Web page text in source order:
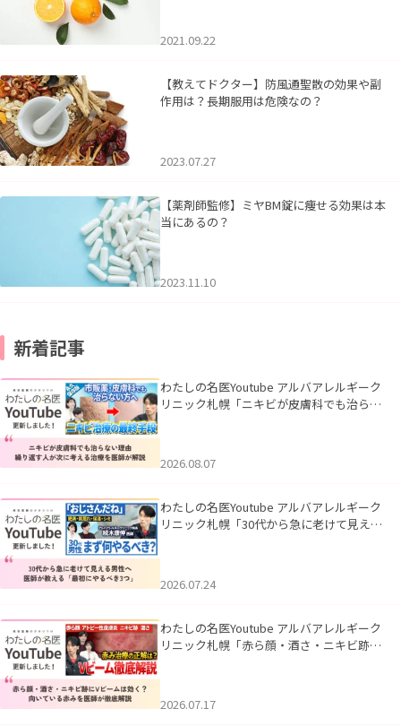
2021.09.22
【教えてドクター】防風通聖散の効果や副
作用は？長期服用は危険なの？
2023.07.27
【薬剤師監修】ミヤBM錠に痩せる効果は本
当にあるの？
2023.11.10
新着記事
わたしの名医Youtube アルバアレルギーク
リニック札幌「ニキビが皮膚科でも治らな
2026.08.07
わたしの名医Youtube アルバアレルギーク
リニック札幌「30代から急に老けて見える
2026.07.24
わたしの名医Youtube アルバアレルギーク
リニック札幌「赤ら顔・酒さ・ニキビ跡に
2026.07.17